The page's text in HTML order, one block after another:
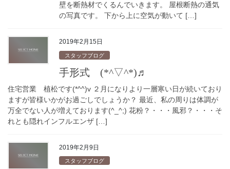
壁を断熱材でくるんでいきます。 屋根断熱の通気
の写真です。 下から上に空気が動いて […]
2019年2月15日
スタッフブログ
手形式 (*^▽^*)♬
住宅営業 植松です(*^^)v ２月になりより一層寒い日が続いており
ますが皆様いかがお過ごしでしょうか？ 最近、私の周りは体調が
万全でない人が増えております(^_^;) 花粉？・・・風邪？・・・そ
れとも隠れインフルエンザ […]
2019年2月9日
スタッフブログ